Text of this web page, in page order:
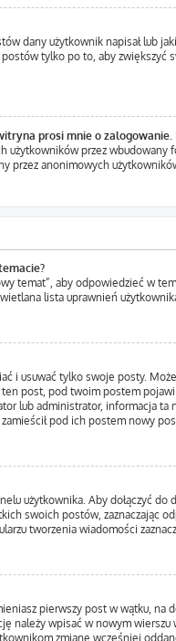
dany użytkownik napisał lub
tylko po to, aby
prosi mnie o zalogowanie.
przez
przez anonimowych
temat”, aby odpowiedzieć w
lista uprawnień
i usuwać tylko swoje posty.
post, pod twoim postem
lub administrator, informacja
pod ich postem nowy
użytkownika. Aby dołączyć do
swoich postów, zaznaczając
tworzenia wiadomości
pierwszy post w wątku,
należy wpisać w nowym
zmianę wcześniej